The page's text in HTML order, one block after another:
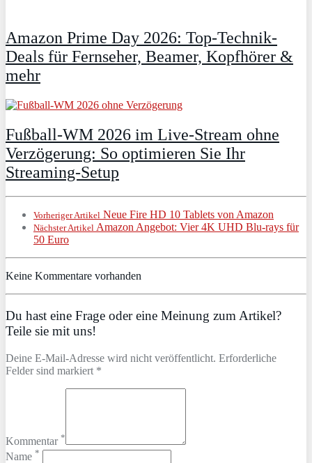
Amazon Prime Day 2026: Top-Technik-
Deals für Fernseher, Beamer, Kopfhörer &
mehr
Fußball-WM 2026 im Live-Stream ohne
Verzögerung: So optimieren Sie Ihr
Streaming-Setup
Vorheriger Artikel Neue Fire HD 10 Tablets von Amazon
Nächster Artikel Amazon Angebot: Vier 4K UHD Blu-rays für
50 Euro
Keine Kommentare vorhanden
Du hast eine Frage oder eine Meinung zum Artikel?
Teile sie mit uns!
Deine E-Mail-Adresse wird nicht veröffentlicht. Erforderliche
Felder sind markiert *
Kommentar *
Name *